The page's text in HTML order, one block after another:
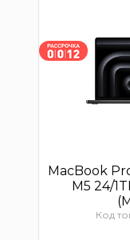
MacBook
M5 24/
Код